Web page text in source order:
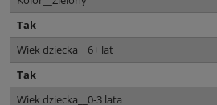
Tak
Wiek dziecka__6+ lat
Tak
Wiek dziecka__0-3 lata